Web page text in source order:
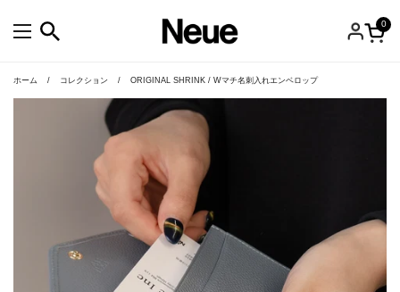
メニューを開く
カー
0
ホーム / コレクション / ORIGINAL SHRINK / Wマチ名刺入れエンベロップ